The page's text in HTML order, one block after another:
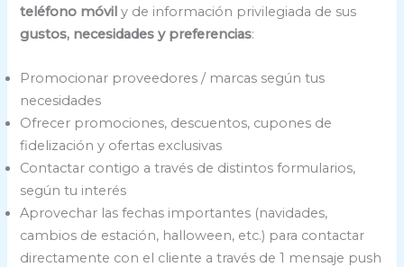
teléfono móvil y de información privilegiada de sus
gustos, necesidades y preferencias:
Promocionar proveedores / marcas según tus
necesidades
Ofrecer promociones, descuentos, cupones de
fidelización y ofertas exclusivas
Contactar contigo a través de distintos formularios,
según tu interés
Aprovechar las fechas importantes (navidades,
cambios de estación, halloween, etc.) para contactar
directamente con el cliente a través de 1 mensaje push